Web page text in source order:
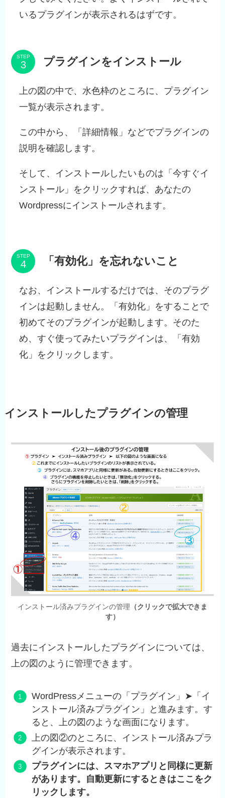
いるプラグインが表示されるはずです。
STEP プラグインをインストール
上の図の中で、水色枠のところに、プラグイン
一覧が表示されます。
この中から、「詳細情報」などでプラグインの
説明を確認します。
そして、インストールしたいものは「今すぐイ
ンストール」をクリックすれば、あなたの
Wordpressにインストールされます。
STEP 「有効化」を忘れないこと
なお、インストールするだけでは、そのプラグ
インは起動しません。「有効化」をすることで
初めてそのプラグインが起動します。そのた
め、すぐ使ってみたいプラグインは、「有効
化」をクリックします。
インストールしたプラグインの管理
インストール済みプラグインの管理 （クリックで拡大できま
す）
過去にインストールしたプラグインについては、
上の図のように管理できます。
WordPressメニューの「プラグイン」➤「イ
ンストール済みプラグイン」と進みます。す
ると、上の図のような画面になります。
上の図②のところに、インストール済みプラ
グインが表示されます。
プラグインには、スマホアプリと同様に更新
があります。自動更新にするときはここをク
リックします。